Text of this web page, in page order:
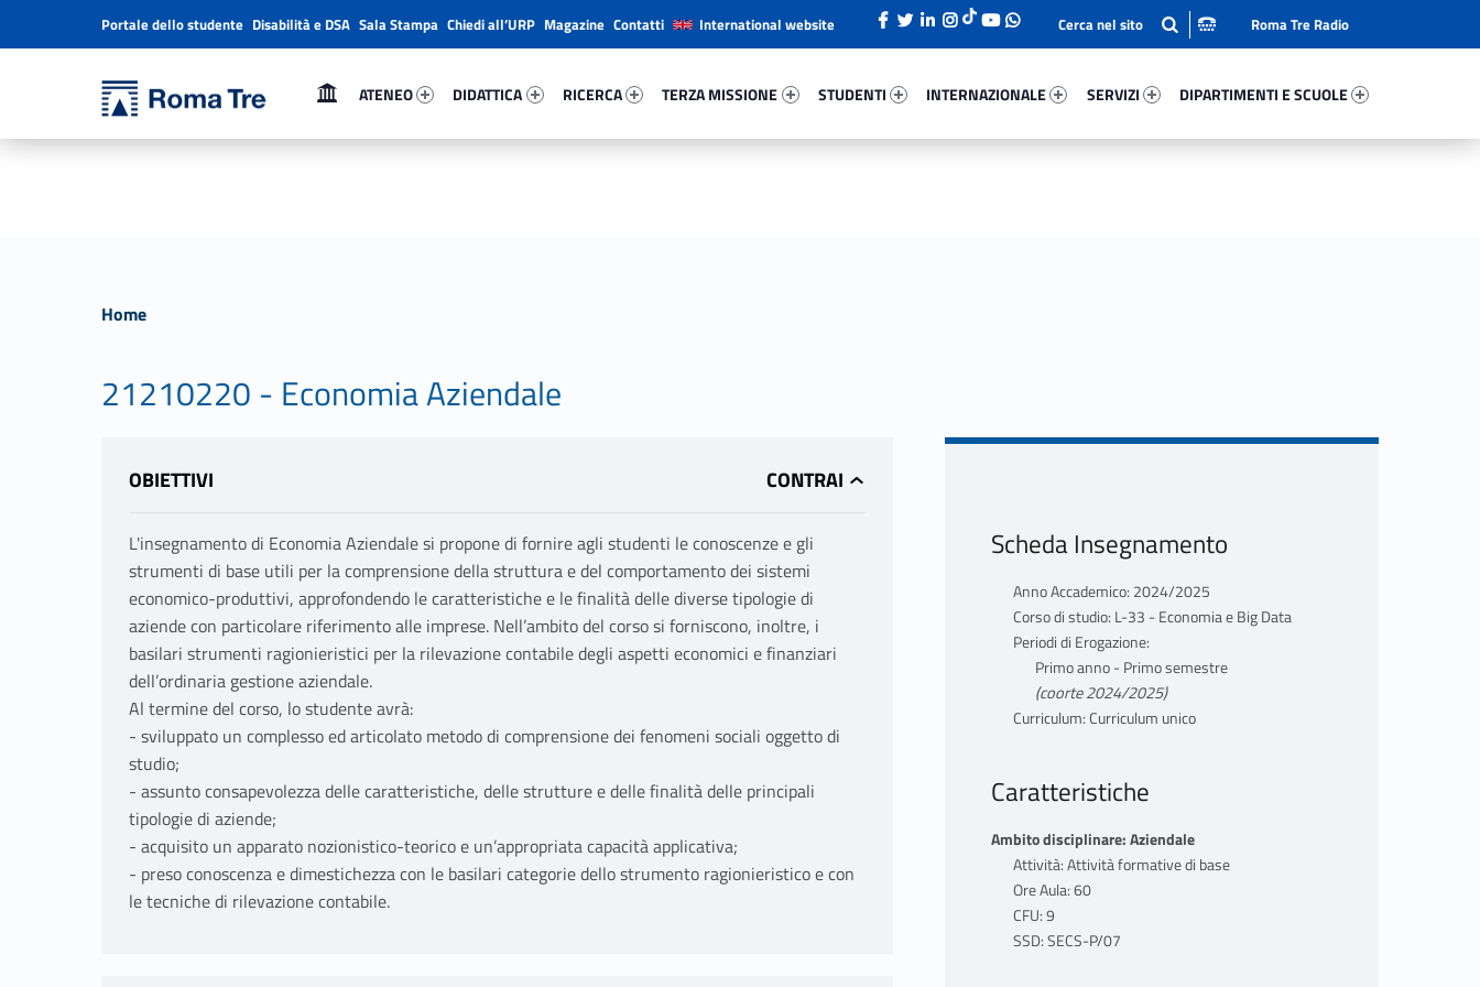
Università Roma Tre Primary Menu
ATENEO
DIDATTICA
RICERCA
TERZA MISSIONE
STUDENTI
INTERNAZIONALE
SERVIZI
DIPARTIMENTI E SCUOLE
Header info sidebar
Portale dello studente Disabilità e DSA Sala Stampa Chiedi all’URP Magazine Contatti International website Roma Tre Radio
Home
21210220 - Economia Aziendale
OBIETTIVI
L'insegnamento di Economia Aziendale si propone di fornire agli studenti le conoscenze e gli
strumenti di base utili per la comprensione della struttura e del comportamento dei sistemi
economico-produttivi, approfondendo le caratteristiche e le finalità delle diverse tipologie di
aziende con particolare riferimento alle imprese. Nell’ambito del corso si forniscono, inoltre, i
basilari strumenti ragionieristici per la rilevazione contabile degli aspetti economici e finanziari
dell’ordinaria gestione aziendale.
Al termine del corso, lo studente avrà:
- sviluppato un complesso ed articolato metodo di comprensione dei fenomeni sociali oggetto di
studio;
- assunto consapevolezza delle caratteristiche, delle strutture e delle finalità delle principali
tipologie di aziende;
- acquisito un apparato nozionistico-teorico e un’appropriata capacità applicativa;
- preso conoscenza e dimestichezza con le basilari categorie dello strumento ragionieristico e con
le tecniche di rilevazione contabile.
Scheda Insegnamento
Anno Accademico: 2024/2025
Corso di studio: L-33 - Economia e Big Data
Periodi di Erogazione:
Primo anno - Primo semestre
(coorte 2024/2025)
Curriculum: Curriculum unico
Caratteristiche
Ambito disciplinare: Aziendale
Attività: Attività formative di base
Ore Aula: 60
CFU: 9
SSD: SECS-P/07